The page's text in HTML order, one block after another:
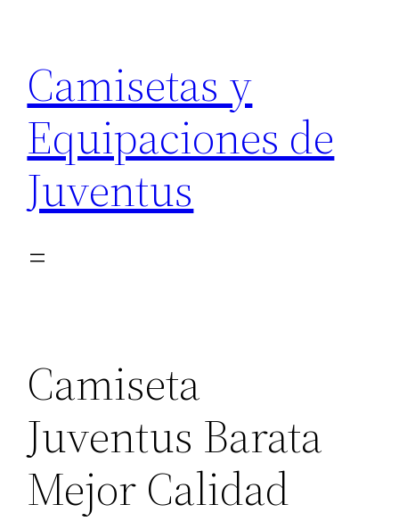
contenido
Camisetas y
Equipaciones de
Juventus
Camiseta
Juventus Barata
Mejor Calidad